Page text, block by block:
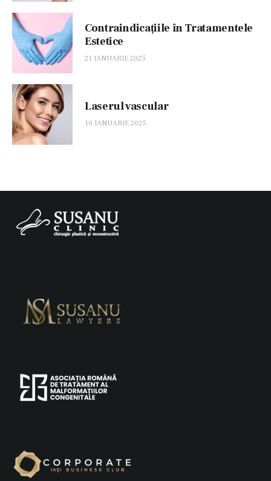
Contraindicațiile în Tratamentele
Estetice
21 IANUARIE 2025
Laserul vascular
10 IANUARIE 2025